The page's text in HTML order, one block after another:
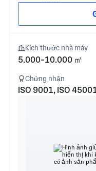
Kích thước nhà máy
5.000-10.000 ㎡
Chứng nhận